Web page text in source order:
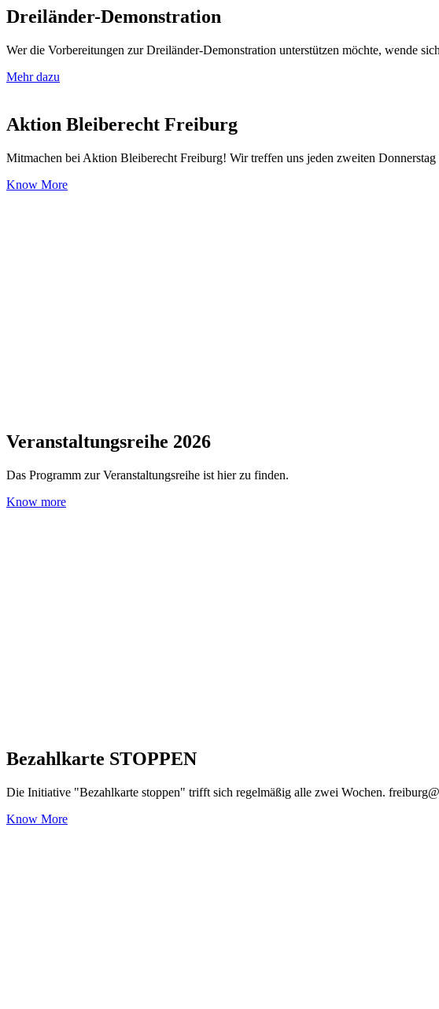
Dreiländer-Demonstration
Wer die Vorbereitungen zur Dreiländer-Demonstration unterstützen möchte, wende
Mehr dazu
Aktion Bleiberecht Freiburg
Mitmachen bei Aktion Bleiberecht Freiburg! Wir treffen uns jeden zweiten
Know More
Veranstaltungsreihe 2026
Das Programm zur Veranstaltungsreihe ist hier zu finden.
Know more
Bezahlkarte STOPPEN
Die Initiative "Bezahlkarte stoppen" trifft sich regelmäßig alle zwei Wochen.
Know More